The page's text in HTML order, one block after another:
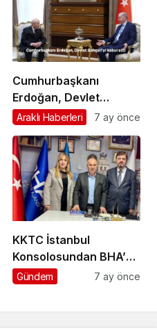
Cumhurbaşkanı
Erdoğan, Devlet
Bahçeli’yi kabul etti
Araklı Haberleri 7 ay önce
KKTC İstanbul
Konsolosundan BHA’ya
Ziyaret
Gündem 7 ay önce